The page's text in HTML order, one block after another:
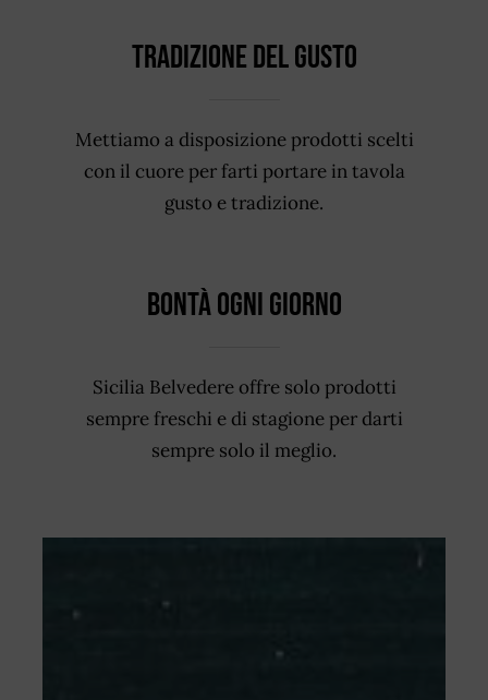
Tradizione del Gusto
Mettiamo a disposizione prodotti scelti
con il cuore per farti portare in tavola
gusto e tradizione.
Bontà ogni giorno
Sicilia Belvedere offre solo prodotti
sempre freschi e di stagione per darti
sempre solo il meglio.